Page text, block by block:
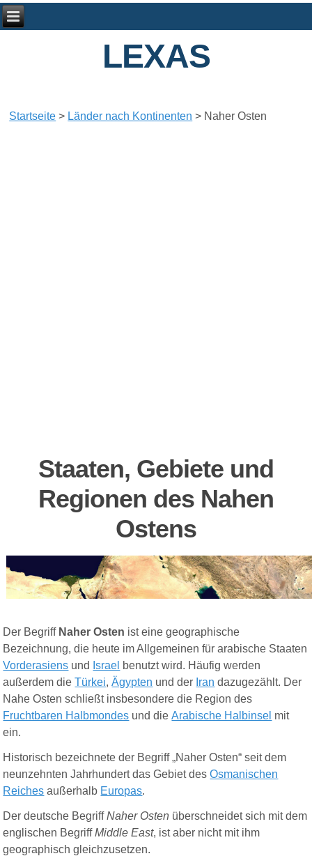
LEXAS
Startseite > Länder nach Kontinenten > Naher Osten
Staaten, Gebiete und
Regionen des Nahen
Ostens
Der Begriff Naher Osten ist eine geographische
Bezeichnung, die heute im Allgemeinen für arabische Staaten
Vorderasiens und Israel benutzt wird. Häufig werden
außerdem dieTürkei,Ägypten und der Iran dazugezählt. Der
Nahe Osten schließt insbesondere die Region des
Fruchtbaren Halbmondes und dieArabische Halbinsel mit
ein.
Historisch bezeichnete der Begriff „Naher Osten“ seit dem
neunzehnten Jahrhundert das Gebiet desOsmanischen
Reiches außerhalb Europas.
Der deutsche BegriffNaher Osten überschneidet sich mit dem
englischen BegriffMiddle East, ist aber nicht mit ihm
geographisch gleichzusetzen.